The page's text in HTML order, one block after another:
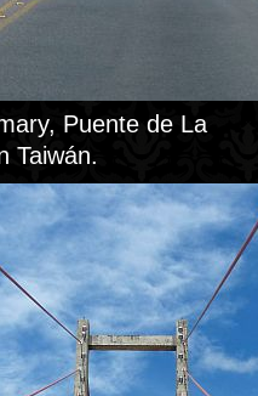
Puente de La
Taiwán.